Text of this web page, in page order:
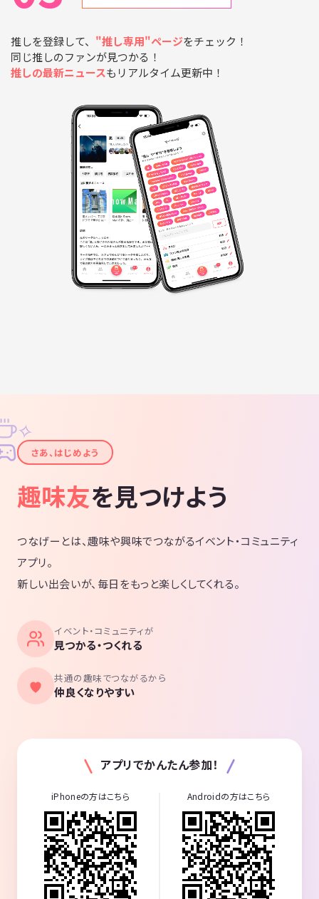
推しを登録して、 "推し専用"ページをチェック！
同じ推しのファンが見つかる！
推しの最新ニュースもリアルタイム更新中！
✦
✧
さあ、はじめよう
趣味友を見つけよう
つなげーとは、趣味や興味でつながるイベント・コミュニティ
アプリ。
新しい出会いが、毎日をもっと楽しくしてくれる。
イベント・コミュニティが
見つかる・つくれる
共通の趣味でつながるから
仲良くなりやすい
アプリでかんたん参加！
iPhoneの方はこちら Androidの方はこちら